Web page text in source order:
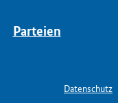
Parteien
Datenschutz